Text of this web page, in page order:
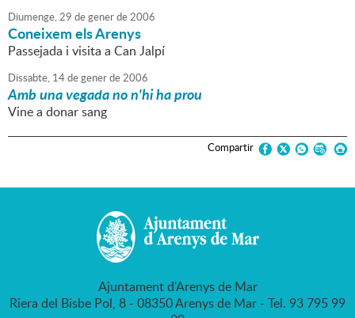
Diumenge,29 degenerde2006
Coneixem els Arenys
Passejada i visita a Can Jalpí
Dissabte, 14degenerde2006
Amb una vegada no n'hi ha prou
Vine a donar sang
Compartir
Ajuntament d'Arenys de Mar
Riera del Bisbe Pol, 8 - 08350 Arenys de Mar - Tel. 93 795 99